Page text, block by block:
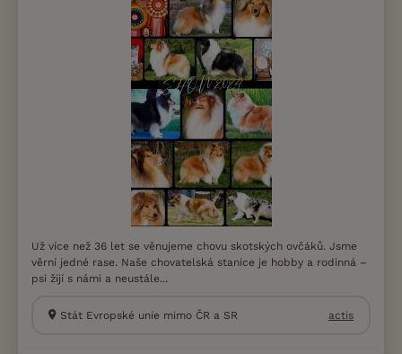
Už více než 36 let se věnujeme chovu skotských ovčáků. Jsme
věrní jedné rase. Naše chovatelská stanice je hobby a rodinná –
psi žijí s námi a neustále...
Stát Evropské unie mimo ČR a SR actis